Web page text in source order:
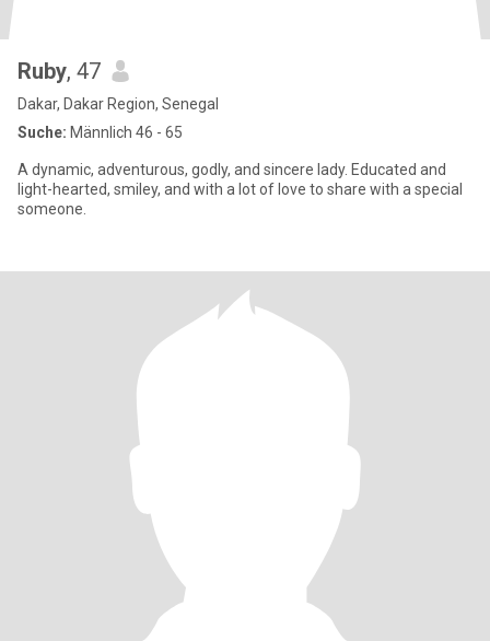
Ruby, 47
Dakar, Dakar Region, Senegal
Suche: Männlich 46 - 65
A dynamic, adventurous, godly, and sincere lady. Educated and
light-hearted, smiley, and with a lot of love to share with a special
someone.